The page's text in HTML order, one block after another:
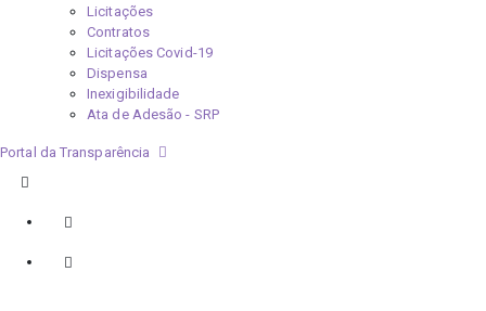
Licitações
Contratos
Licitações Covid-19
Dispensa
Inexigibilidade
Ata de Adesão - SRP
Portal da Transparência